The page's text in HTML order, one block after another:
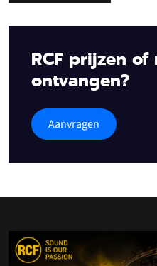
RCF prijzen
ontvangen?
Aanvragen